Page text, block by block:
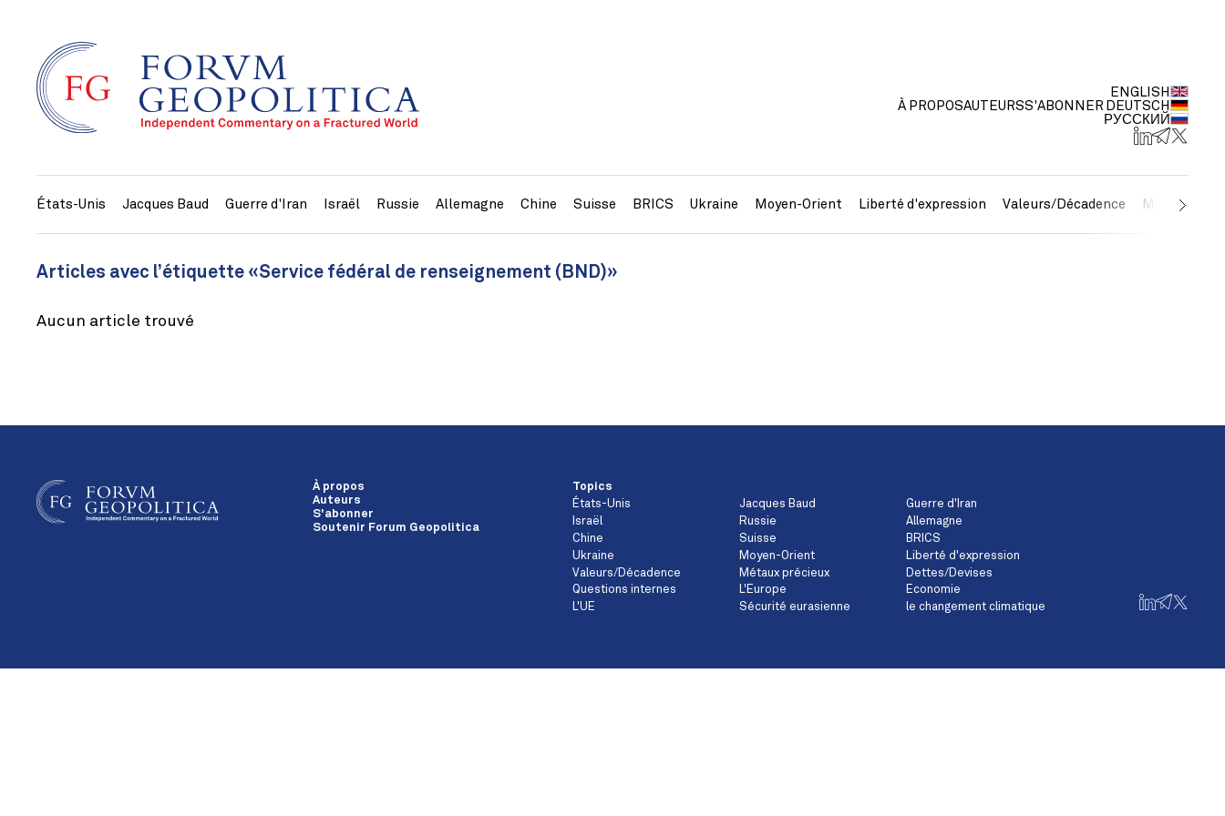
À PROPOSAUTEURSS'ABONNER
ENGLISH
DEUTSCH
РУССКИЙ
États-Unis Jacques Baud Guerre d'Iran Israël Russie Allemagne Chine Suisse BRICS Ukraine Moyen-Orient Liberté d'expression Valeurs/Décadence Métaux
Articles avec l’étiquette «Service fédéral de renseignement (BND)»
Aucun article trouvé
À propos
Auteurs
S'abonner
Soutenir Forum Geopolitica
Topics
États-Unis
Jacques Baud
Guerre d'Iran
Israël
Russie
Allemagne
Chine
Suisse
BRICS
Ukraine
Moyen-Orient
Liberté d'expression
Valeurs/Décadence
Métaux précieux
Dettes/Devises
Questions internes
L'Europe
Economie
L'UE
Sécurité eurasienne le changement climatique